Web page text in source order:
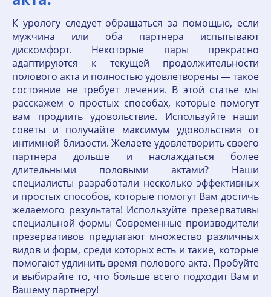
К урологу следует обращаться за помощью, если
мужчина или оба партнера испытывают
дискомфорт. Некоторые пары прекрасно
адаптируются к текущей продолжительности
полового акта и полностью удовлетворены — такое
состояние не требует лечения. В этой статье мы
расскажем о простых способах, которые помогут
вам продлить удовольствие. Используйте наши
советы и получайте максимум удовольствия от
интимной близости. Желаете удовлетворить своего
партнера дольше и наслаждаться более
длительными половыми актами? Наши
специалисты разработали несколько эффективных
и простых способов, которые помогут Вам достичь
желаемого результата! Используйте презервативы
специальной формы Современные производители
презервативов предлагают множество различных
видов и форм, среди которых есть и такие, которые
помогают удлинить время полового акта. Пробуйте
и выбирайте то, что больше всего подходит Вам и
Вашему партнеру!